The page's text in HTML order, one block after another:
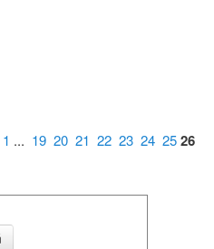
1 ... 19 20 21 22 23 24 2526